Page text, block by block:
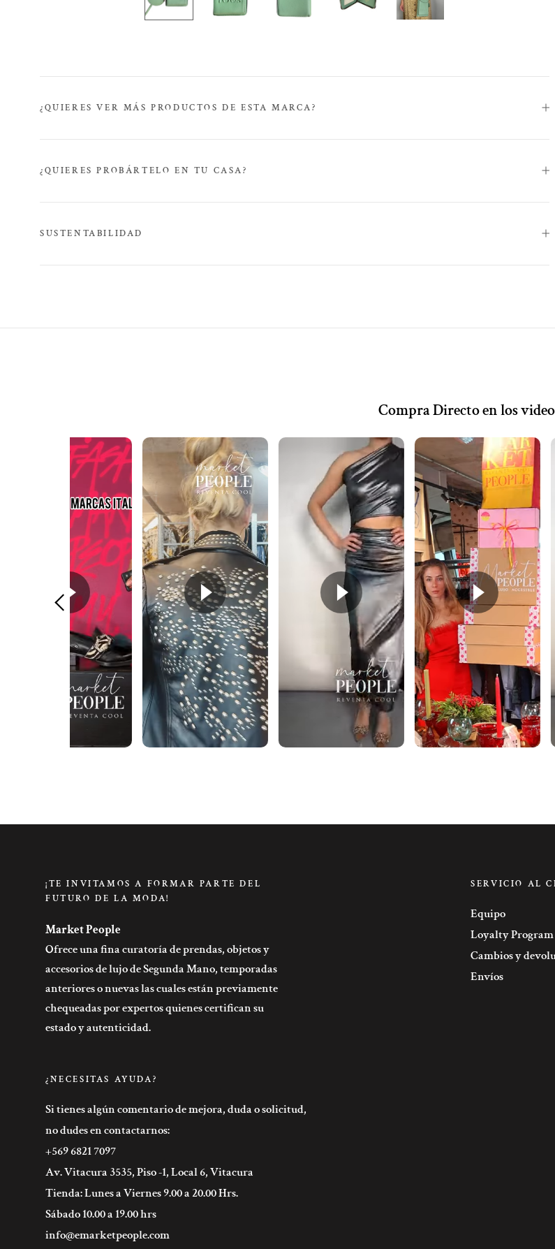
¿QUIERES VER MÁS PRODUCTOS DE ESTA MARCA?
¿QUIERES PROBÁRTELO EN TU CASA?
SUSTENTABILIDAD
¡TE INVITAMOS A FORMAR PARTE DEL
FUTURO DE LA MODA!
Market People
Ofrece una fina curatoría de prendas, objetos y
accesorios de lujo de Segunda Mano, temporadas
anteriores o nuevas las cuales están previamente
chequeadas por expertos quienes certifican su
estado y autenticidad.
SERVICIO AL
Equipo
Loyalty Program
Cambios y
Envíos
¿NECESITAS AYUDA?
Si tienes algún comentario de mejora, duda o solicitud,
no dudes en contactarnos:
+569 6821 7097
Av. Vitacura 3535, Piso -1, Local 6, Vitacura
Tienda: Lunes a Viernes 9.00 a 20.00 Hrs.
Sábado 10.00 a 19.00 hrs
info@emarketpeople.com